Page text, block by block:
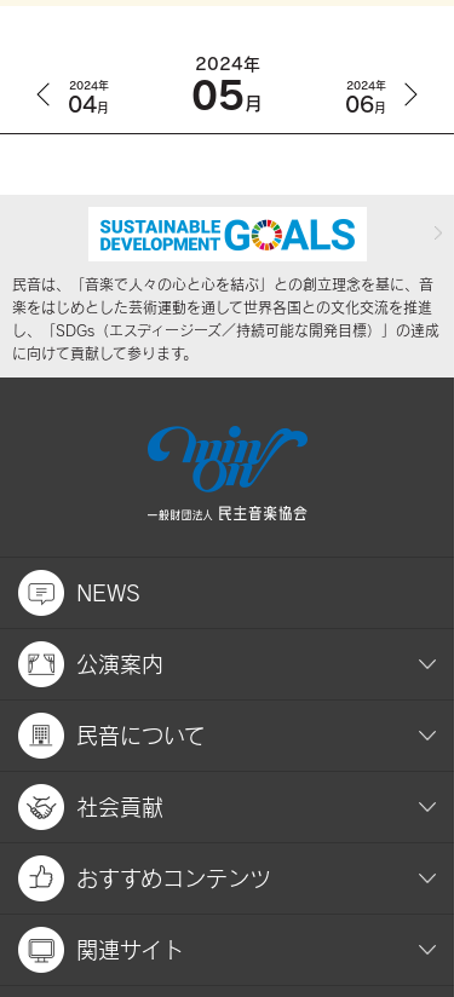
2024年
04月
2024年
05月
2024年
06月
民音は、「音楽で人々の心と心を結ぶ」との創立理念を基に、音
楽をはじめとした芸術運動を通して世界各国との文化交流を推進
し、「SDGs（エスディージーズ／持続可能な開発目標）」の達成
に向けて貢献して参ります。
NEWS
公演案内
民音について
社会貢献
おすすめコンテンツ
関連サイト